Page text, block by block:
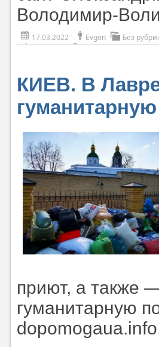
Володимир-
17.03.2022 Evgen Без
КИЕВ. В
приют, а также
гуманитарную